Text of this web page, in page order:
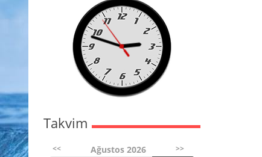
Takvim
<< Ağustos 2026 >>